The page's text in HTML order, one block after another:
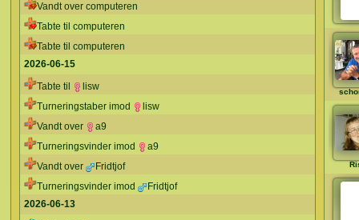
Vandt over computeren
Tabte til computeren
Tabte til computeren
2026-06-15
Tabte til
lisw
Turneringstaber imod
lisw
Vandt over
a9
Turneringsvinder imod
a9
Vandt over
Fridtjof
Turneringsvinder imod
Fridtjof
2026-06-13